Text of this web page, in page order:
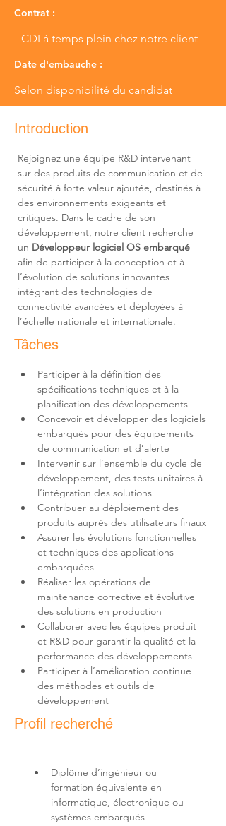
Contrat :
CDI à temps plein chez notre client
Date d'embauche :
Selon disponibilité du candidat
Introduction
Rejoignez une équipe R&D intervenant
sur des produits de communication et de
sécurité à forte valeur ajoutée, destinés à
des environnements exigeants et
critiques. Dans le cadre de son
développement, notre client recherche
un Développeur logiciel OS embarqué
afin de participer à la conception et à
l’évolution de solutions innovantes
intégrant des technologies de
connectivité avancées et déployées à
l’échelle nationale et internationale.
Tâches
Participer à la définition des
spécifications techniques et à la
Concevoir et développer des logiciels
embarqués pour des équipements
Intervenir sur l’ensemble du cycle de
développement, des tests unitaires à
Contribuer au déploiement des
Assurer les évolutions fonctionnelles
et techniques des applications
Réaliser les opérations de
maintenance corrective et évolutive
Collaborer avec les équipes produit
et R&D pour garantir la qualité et la
Participer à l’amélioration continue
des méthodes et outils de
développement
Profil recherché
Diplôme d’ingénieur ou
formation équivalente en
informatique, électronique ou